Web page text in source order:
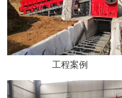
工程案例